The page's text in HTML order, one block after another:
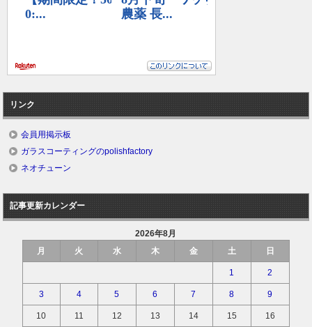
リンク
会員用掲示板
ガラスコーティングのpolishfactory
ネオチューン
記事更新カレンダー
2026年8月
月
火 水 木 金 土 日
1 2
3 4 5 6 7 8 9
10 11 12 13 14 15 16